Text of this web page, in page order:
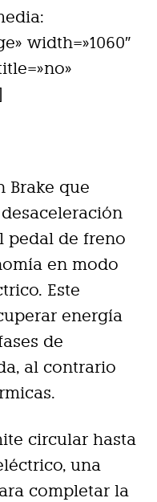
width=»1060″
Brake que
pedal de freno
en modo
Este
energía
de
al contrario
circular hasta
una
completar la